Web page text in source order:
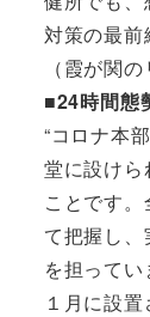
対策の最前
（霞が関
■24時間態
“コロナ本
堂に設け
ことです
て把握し
を担ってい
１月に設